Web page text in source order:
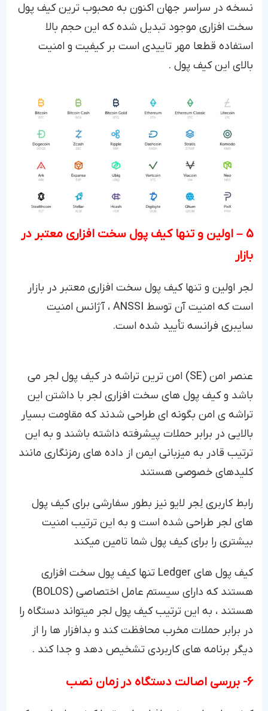
نسخه در سراسر جهان اکنون به محبوب ترین کیف پول
سخت افزاری موجود تبدیل شده که این حجم بالا
استفاده قطعا مهر تاییدی است بر کیفیت و امنیت
بالای این کیف پول .
5 – اولین و تنها کیف پول سخت افزاری معتبر در
بازار
لجر اولین و تنها کیف پول سخت افزاری معتبر در بازار
است که امنیت آن توسط ANSSI ، آژانس امنیت
سایبری فرانسه تأیید شده است.
عنصر امن (SE) امن ترین تراشه در کیف پول لجر می
باشد و کیف پول های سخت افزاری لجر با داشتن این
تراشه ی امن بگونه ای طراحی شدند که مقاومت بسیار
بالایی در برابر حملات پیشرفته داشته باشند و به این
ترتیب قادر به میزبانی ایمن از داده های رمزنگاری مانند
کلیدهای خصوصی هستند
رابط کاربری لِجر لایو نیز بطور سفارشی برای کیف پول
های لجر طراحی شده است و به این ترتیب امنیت
بیشتری را برای کیف پول شما تامین میکند ‌
کیف پول های Ledger تنها کیف پول سخت افزاری
هستند که دارای سیستم عامل اختصاصی (BOLOS)
هستند ، به این ترتیب کیف پول لجر میتواند دستگاه را
در برابر حملات مخرب محافظت کند و بدافزار ها را از
دیگر برنامه های کاربردی تشخیص دهد و جدا کند .
6- بررسی اصالت دستگاه در زمان نصب